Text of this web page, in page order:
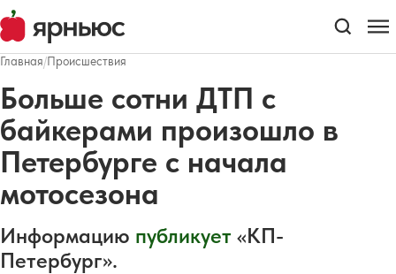
Главная/Происшествия
Больше сотни ДТП с
байкерами произошло в
Петербурге с начала
мотосезона
Информацию публикует «КП-
Петербург».